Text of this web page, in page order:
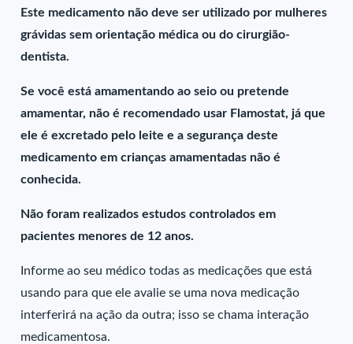
Este medicamento não deve ser utilizado por mulheres
grávidas sem orientação médica ou do cirurgião-
dentista.
Se você está amamentando ao seio ou pretende
amamentar, não é recomendado usar Flamostat, já que
ele é excretado pelo leite e a segurança deste
medicamento em crianças amamentadas não é
conhecida.
Não foram realizados estudos controlados em
pacientes menores de 12 anos.
Informe ao seu médico todas as medicações que está
usando para que ele avalie se uma nova medicação
interferirá na ação da outra; isso se chama interação
medicamentosa.